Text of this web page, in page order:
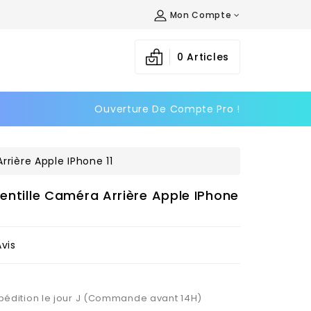
Mon Compte
0 Articles
Ouverture De Compte Pro !
Apple IPhone 11
Caméra Arrière Apple IPhone
le jour J (Commande avant 14H)